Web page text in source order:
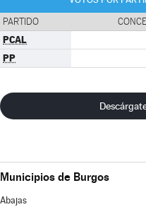
PARTIDO
PCAL
PP
Municipios de Burgos
Abajas